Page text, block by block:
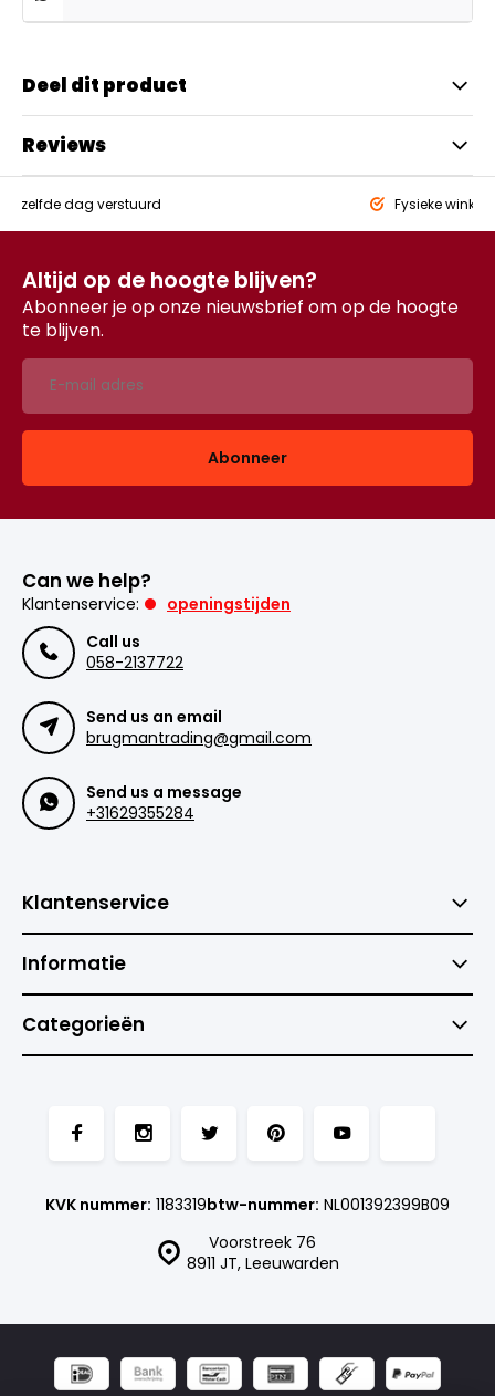
Deel dit product
Reviews
zelfde dag verstuurd Fysieke winkel
Altijd op de hoogte blijven?
Abonneer je op onze nieuwsbrief om op de hoogte
te blijven.
Abonneer
Can we help?
Klantenservice:
openingstijden
Call us
058-2137722
Send us an email
brugmantrading@gmail.com
Send us a message
+31629355284
Klantenservice
Informatie
Categorieën
Voorstreek 76
8911 JT, Leeuwarden
KVK nummer: 1183319btw-nummer: NL001392399B09